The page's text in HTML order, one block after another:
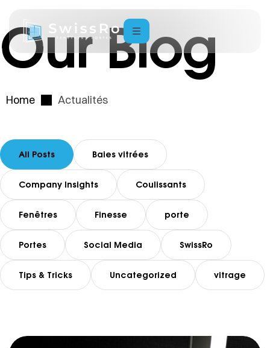
Our Blog
Home Actualités
All Posts Baies vitrées
Company Insights Coulissants
Fenêtres Finesse porte
Portes Social Media SwissRo
Tips & Tricks Uncategorized vitrage